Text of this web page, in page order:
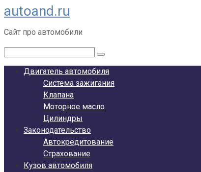
Перейти
к
контенту
autoand.ru
Сайт про автомобили
Двигатель автомобиля
Система зажигания
Клапана
Моторное масло
Цилиндры
Законодательство
Автокредитование
Страхование
Кузов автомобиля